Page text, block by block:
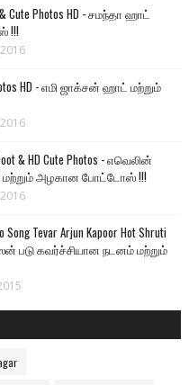
Cute Photos HD - சமந்தா ஹாட்
!!!
HD - எமி ஜாக்சன் ஹாட் மற்றும்
& HD Cute Photos - எவெலின்
அழகான போட்டோஸ் !!!
Song Tevar Arjun Kapoor Hot Shruti
படு கவர்ச்சியான நடனம் மற்றும்